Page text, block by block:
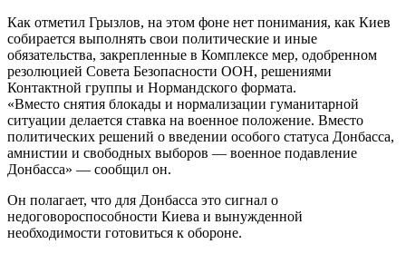
Как отметил Грызлов, на этом фоне нет понимания, как Киев
собирается выполнять свои политические и иные
обязательства, закрепленные в Комплексе мер, одобренном
резолюцией Совета Безопасности ООН, решениями
Контактной группы и Нормандского формата.
«Вместо снятия блокады и нормализации гуманитарной
ситуации делается ставка на военное положение. Вместо
политических решений о введении особого статуса Донбасса,
амнистии и свободных выборов — военное подавление
Донбасса» — сообщил он.
Он полагает, что для Донбасса это сигнал о
недоговороспособности Киева и вынужденной
необходимости готовиться к обороне.